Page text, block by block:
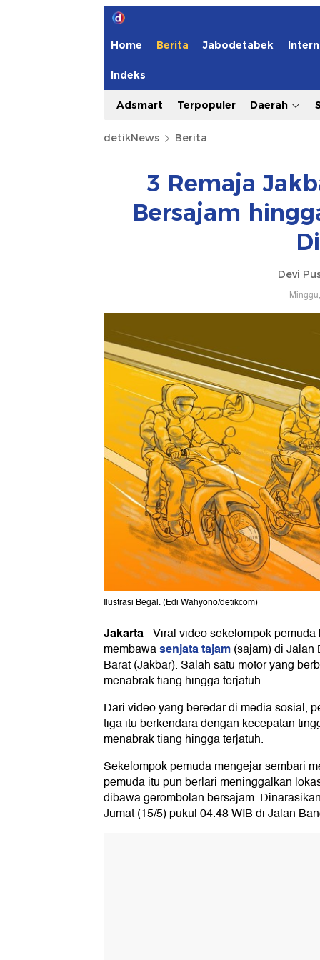
Home Berita Jabodetabek
Indeks
Adsmart Terpopuler Daerah
detikNews Berita
3 Remaja
Bersajam
Devi
Ilustrasi Begal. (Edi Wahyono/detikcom)
Jakarta-Viral video sekelompok
membawasenjata tajam(sajam) di Jalan
Barat (Jakbar). Salah satu motor yang
menabrak tiang hingga terjatuh.
Dari video yang beredar di media sosial,
tiga itu berkendara dengan kecepatan
menabrak tiang hingga terjatuh.
Sekelompok pemuda mengejar sembari
pemuda itu pun berlari meninggalkan
dibawa gerombolan bersajam.
Jumat (15/5) pukul 04.48 WIB di Jalan